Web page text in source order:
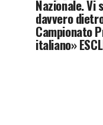
Nazionale. Vi
davvero
Campionato
italiano»